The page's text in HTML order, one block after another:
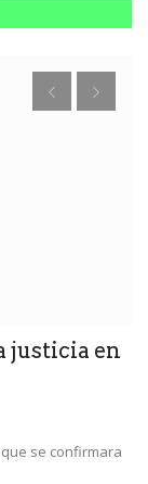
justicia en
se confirmara